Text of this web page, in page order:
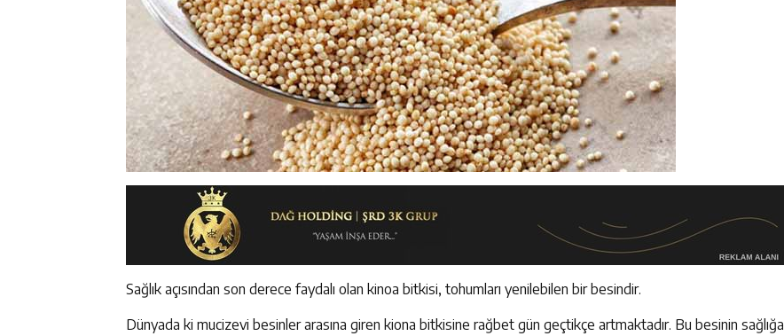
Sağlık açısından son derece faydalı olan kinoa bitkisi, tohumları yenilebilen bir besindir.
Dünyada ki mucizevi besinler arasına giren kiona bitkisine rağbet gün geçtikçe artmaktadır. Bu besinin sağlığa